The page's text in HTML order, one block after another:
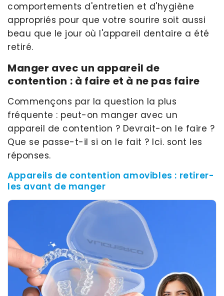
comportements d'entretien et d'hygiène
appropriés pour que votre sourire soit aussi
beau que le jour où l'appareil dentaire a été
retiré.
Manger avec un appareil de
contention : à faire et à ne pas faire
Commençons par la question la plus
fréquente : peut-on manger avec un
appareil de contention ? Devrait-on le faire ?
Que se passe-t-il si on le fait ? Ici. sont les
réponses.
Appareils de contention amovibles : retirer-
les avant de manger